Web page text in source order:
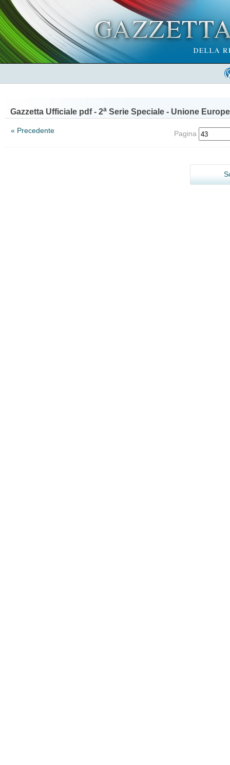
Gazzetta Ufficiale pdf - 2a Serie Speciale - Unione
« Precedente Pagina